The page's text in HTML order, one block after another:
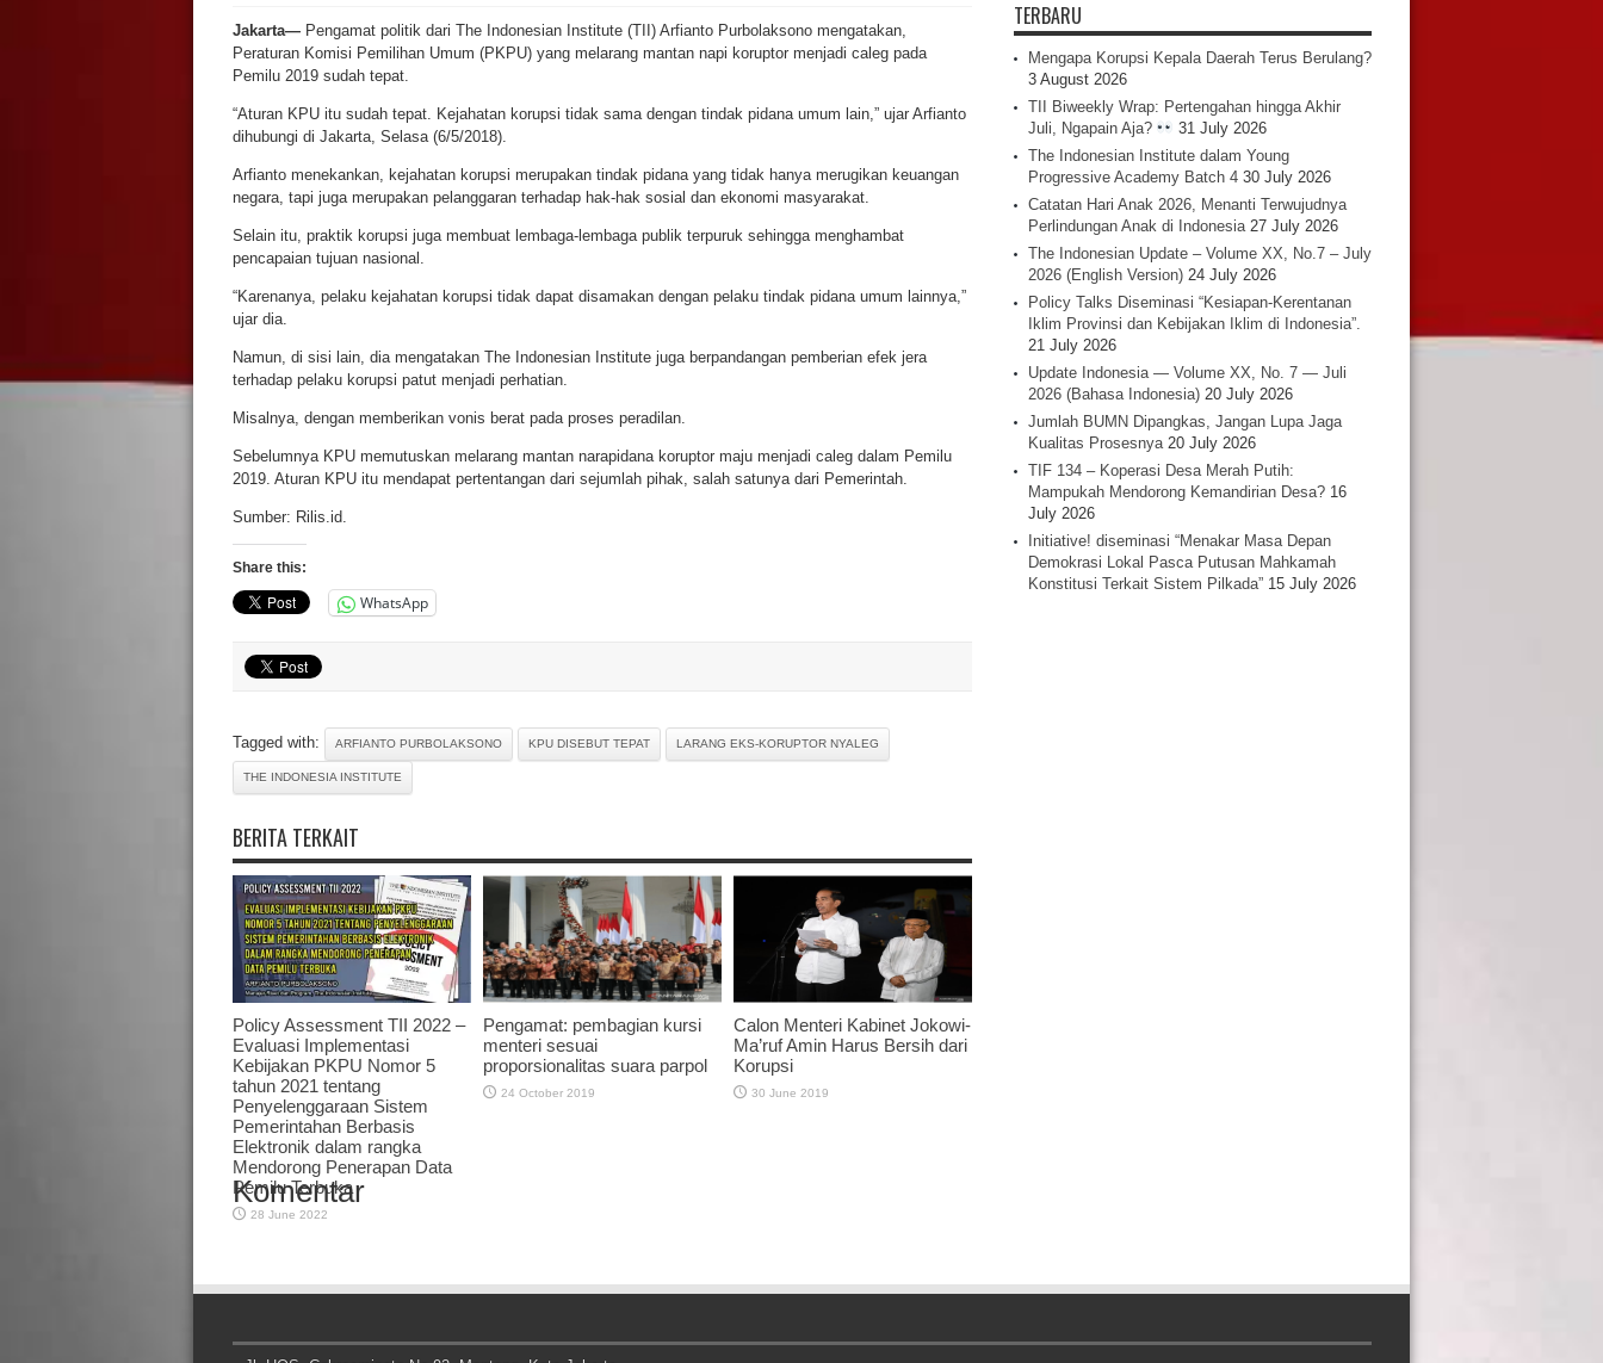
Jakarta— Pengamat politik dari The Indonesian Institute (TII) Arfianto Purbolaksono mengatakan,
Peraturan Komisi Pemilihan Umum (PKPU) yang melarang mantan napi koruptor menjadi caleg pada
Pemilu 2019 sudah tepat.
“Aturan KPU itu sudah tepat. Kejahatan korupsi tidak sama dengan tindak pidana umum lain,” ujar Arfianto
dihubungi di Jakarta, Selasa (6/5/2018).
Arfianto menekankan, kejahatan korupsi merupakan tindak pidana yang tidak hanya merugikan keuangan
negara, tapi juga merupakan pelanggaran terhadap hak-hak sosial dan ekonomi masyarakat.
Selain itu, praktik korupsi juga membuat lembaga-lembaga publik terpuruk sehingga menghambat
pencapaian tujuan nasional.
“Karenanya, pelaku kejahatan korupsi tidak dapat disamakan dengan pelaku tindak pidana umum lainnya,”
ujar dia.
Namun, di sisi lain, dia mengatakan The Indonesian Institute juga berpandangan pemberian efek jera
terhadap pelaku korupsi patut menjadi perhatian.
Misalnya, dengan memberikan vonis berat pada proses peradilan.
Sebelumnya KPU memutuskan melarang mantan narapidana koruptor maju menjadi caleg dalam Pemilu
2019. Aturan KPU itu mendapat pertentangan dari sejumlah pihak, salah satunya dari Pemerintah.
Sumber: Rilis.id.
Share this:
WhatsApp
Tagged with: ARFIANTO PURBOLAKSONO KPU DISEBUT TEPAT LARANG EKS-KORUPTOR NYALEG
THE INDONESIA INSTITUTE
BERITA TERKAIT
Policy Assessment TII 2022 –
Evaluasi Implementasi
Kebijakan PKPU Nomor 5
tahun 2021 tentang
Penyelenggaraan Sistem
Pemerintahan Berbasis
Elektronik dalam rangka
Mendorong Penerapan Data
Pemilu Terbuka
28 June 2022
Pengamat: pembagian kursi
menteri sesuai
proporsionalitas suara parpol
24 October 2019
Calon Menteri Kabinet Jokowi-
Ma’ruf Amin Harus Bersih dari
Korupsi
30 June 2019
Komentar
TERBARU
Mengapa Korupsi Kepala Daerah Terus Berulang?
3 August 2026
TII Biweekly Wrap: Pertengahan hingga Akhir
Juli, Ngapain Aja?
31 July 2026
The Indonesian Institute dalam Young
Progressive Academy Batch 4 30 July 2026
Catatan Hari Anak 2026, Menanti Terwujudnya
Perlindungan Anak di Indonesia 27 July 2026
The Indonesian Update – Volume XX, No.7 – July
2026 (English Version) 24 July 2026
Policy Talks Diseminasi “Kesiapan-Kerentanan
Iklim Provinsi dan Kebijakan Iklim di Indonesia”.
21 July 2026
Update Indonesia — Volume XX, No. 7 — Juli
2026 (Bahasa Indonesia) 20 July 2026
Jumlah BUMN Dipangkas, Jangan Lupa Jaga
Kualitas Prosesnya 20 July 2026
TIF 134 – Koperasi Desa Merah Putih:
Mampukah Mendorong Kemandirian Desa? 16
July 2026
Initiative! diseminasi “Menakar Masa Depan
Demokrasi Lokal Pasca Putusan Mahkamah
Konstitusi Terkait Sistem Pilkada” 15 July 2026